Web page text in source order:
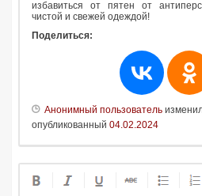
избавиться от пятен от
чистой и свежей одеждой!
Поделиться:
Анонимный пользователь
опубликованный 04.02.2024